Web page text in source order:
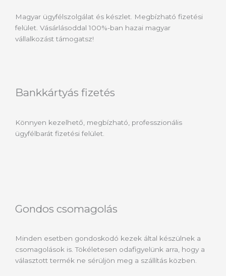
Magyar ügyfélszolgálat és készlet. Megbízható fizetési
felület. Vásárlásoddal 100%-ban hazai magyar
vállalkozást támogatsz!
Bankkártyás fizetés
Könnyen kezelhető, megbízható, professzionális
ügyfélbarát fizetési felület.
Gondos csomagolás
Minden esetben gondoskodó kezek által készülnek a
csomagolások is. Tökéletesen odafigyelünk arra, hogy a
választott termék ne sérüljön meg a szállítás közben.